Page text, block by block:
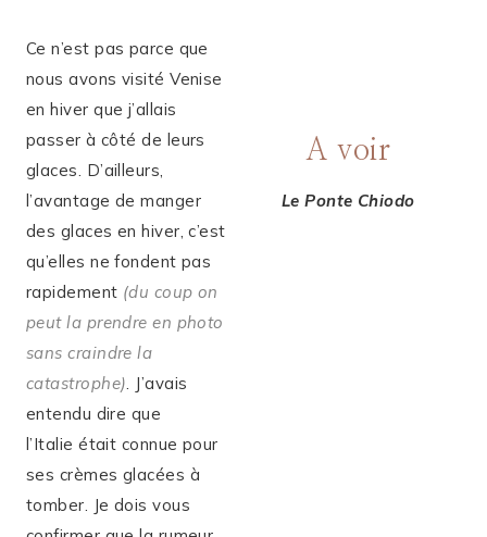
Ce n’est pas parce que
nous avons visité Venise
en hiver que j’allais
passer à côté de leurs
glaces. D’ailleurs,
l’avantage de manger
des glaces en hiver, c’est
qu’elles ne fondent pas
rapidement (du coup on
peut la prendre en photo
sans craindre la
catastrophe). J’avais
entendu dire que
l’Italie était connue pour
ses crèmes glacées à
tomber. Je dois vous
A voir
Le Ponte Chiodo